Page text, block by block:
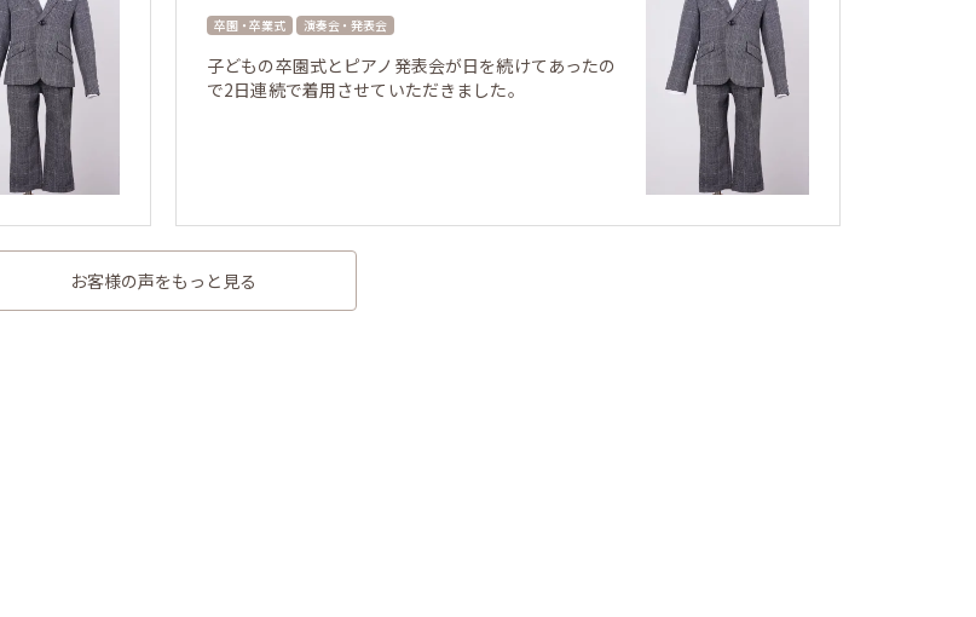
卒園・卒業式 演奏会・発表会
子どもの卒園式とピアノ発表会が日を続けてあったの
で2日連続で着用させていただきました。
お客様の声をもっと見る